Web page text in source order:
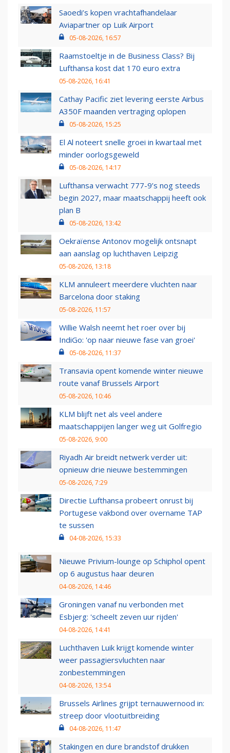
Saoedi’s kopen vrachtafhandelaar
Aviapartner op Luik Airport
05-08-2026, 16:57
Raamstoeltje in de Business Class? Bij
Lufthansa kost dat 170 euro extra
05-08-2026, 16:41
Cathay Pacific ziet levering eerste Airbus
A350F maanden vertraging oplopen
05-08-2026, 15:25
El Al noteert snelle groei in kwartaal met
minder oorlogsgeweld
05-08-2026, 14:17
Lufthansa verwacht 777-9’s nog steeds
begin 2027, maar maatschappij heeft ook
plan B
05-08-2026, 13:42
Oekraïense Antonov mogelijk ontsnapt
aan aanslag op luchthaven Leipzig
05-08-2026, 13:18
KLM annuleert meerdere vluchten naar
Barcelona door staking
05-08-2026, 11:57
Willie Walsh neemt het roer over bij
IndiGo: 'op naar nieuwe fase van groei'
05-08-2026, 11:37
Transavia opent komende winter nieuwe
route vanaf Brussels Airport
05-08-2026, 10:46
KLM blijft net als veel andere
maatschappijen langer weg uit Golfregio
05-08-2026, 9:00
Riyadh Air breidt netwerk verder uit:
opnieuw drie nieuwe bestemmingen
05-08-2026, 7:29
Directie Lufthansa probeert onrust bij
Portugese vakbond over overname TAP
te sussen
04-08-2026, 15:33
Nieuwe Privium-lounge op Schiphol opent
op 6 augustus haar deuren
04-08-2026, 14:46
Groningen vanaf nu verbonden met
Esbjerg: 'scheelt zeven uur rijden'
04-08-2026, 14:41
Luchthaven Luik krijgt komende winter
weer passagiersvluchten naar
zonbestemmingen
04-08-2026, 13:54
Brussels Airlines grijpt ternauwernood in:
streep door vlootuitbreiding
04-08-2026, 11:47
Stakingen en dure brandstof drukken